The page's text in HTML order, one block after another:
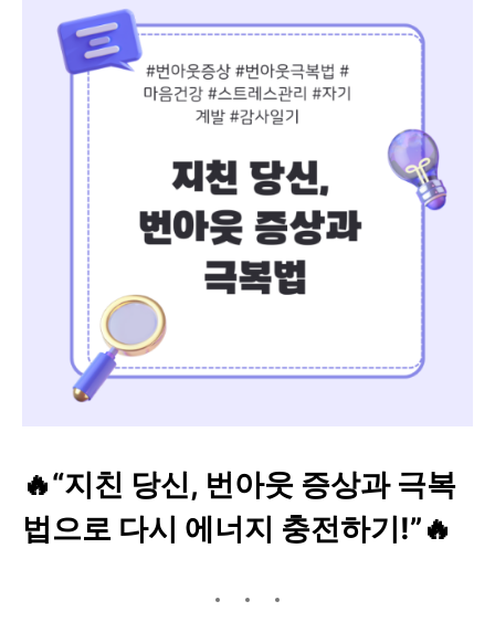
🔥“지친 당신, 번아웃 증상과 극복
법으로 다시 에너지 충전하기!”🔥